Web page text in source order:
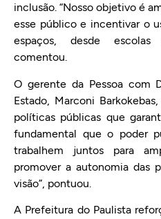
inclusão. “Nosso objetivo é
esse público e incentivar o
espaços, desde
comentou.
O gerente da Pessoa com
Estado, Marconi
políticas públicas que
fundamental que o poder
trabalhem juntos para
promover a autonomia das
visão”, pontuou.
A Prefeitura do Paulista